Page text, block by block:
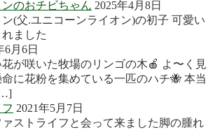
のおチビちゃん 2025年4月8日
(父.ユニコーンライオン)の初子 可愛い
ました
6月6日
が咲いた牧場のリンゴの木🍎 よ〜く見
に花粉を集めている一匹のハチ🐝 本当
2021年5月7日
ストライフと会って来ました脚の腫れ